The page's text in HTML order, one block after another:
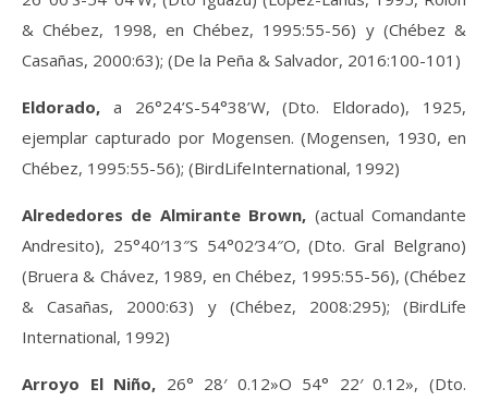
& Chébez, 1998, en Chébez, 1995:55-56) y (Chébez &
Casañas, 2000:63); (De la Peña & Salvador, 2016:100-101)
Eldorado, a 26°24’S-54°38’W, (Dto. Eldorado), 1925,
ejemplar capturado por Mogensen. (Mogensen, 1930, en
Chébez, 1995:55-56); (BirdLifeInternational, 1992)
Alrededores de Almirante Brown, (actual Comandante
Andresito), 25°40′13″S 54°02′34″O, (Dto. Gral Belgrano)
(Bruera & Chávez, 1989, en Chébez, 1995:55-56), (Chébez
& Casañas, 2000:63) y (Chébez, 2008:295); (BirdLife
International, 1992)
Arroyo El Niño, 26° 28′ 0.12»O 54° 22′ 0.12», (Dto.